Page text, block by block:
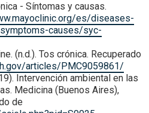
- Síntomas y causas.
es/diseases-
causes/syc-
(n.d.). Tos crónica. Recuperado
articles/PMC9059861/
Intervención ambiental en las
Medicina (Buenos Aires),
de